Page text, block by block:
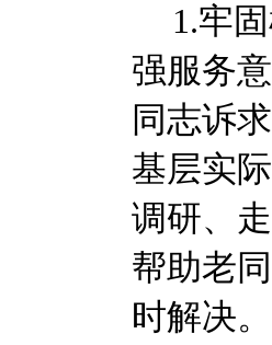
1.牢
强服务
同志诉
基层实
调研、
帮助老
时解决